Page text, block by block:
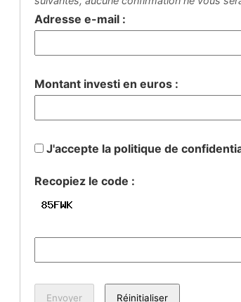
Adresse e-mail :
Montant investi en euros :
J'accepte la politique de
Recopiez le code :